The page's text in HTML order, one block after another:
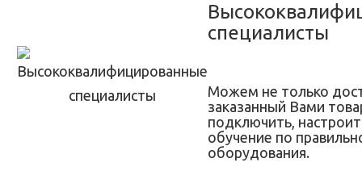
специалисты
Можем не только
заказанный Вами
подключить,
обучение по
оборудования.